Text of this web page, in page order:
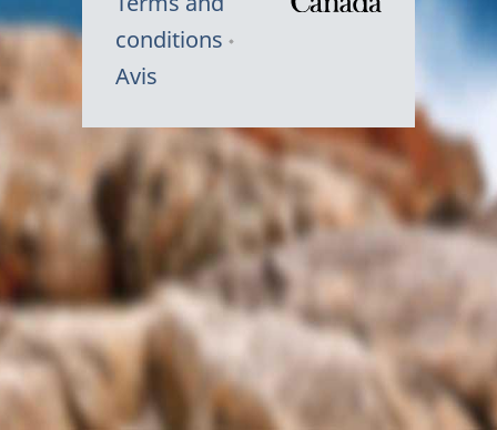
conditions
Avis
Symbole
du
Canada